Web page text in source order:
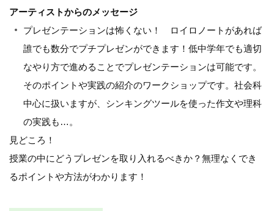
アーティストからのメッセージ
プレゼンテーションは怖くない！ ロイロノートがあれば
誰でも数分でプチプレゼンができます！低中学年でも適切
なやり方で進めることでプレゼンテーションは可能です。
そのポイントや実践の紹介のワークショップです。社会科
中心に扱いますが、シンキングツールを使った作文や理科
の実践も…。
見どころ！
授業の中にどうプレゼンを取り入れるべきか？無理なくでき
るポイントや方法がわかります！